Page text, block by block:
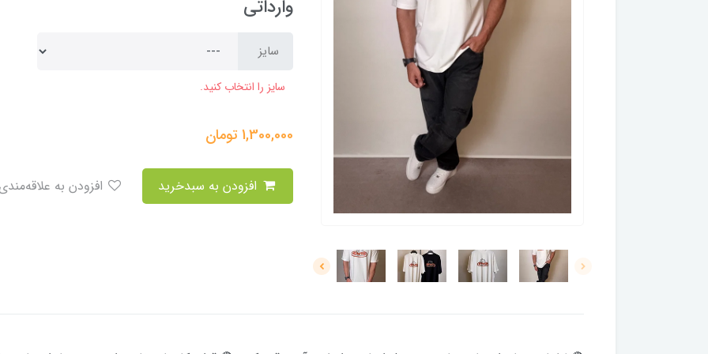
وارداتی
سایز
سایز را انتخاب کنید.
1,300,000تومان